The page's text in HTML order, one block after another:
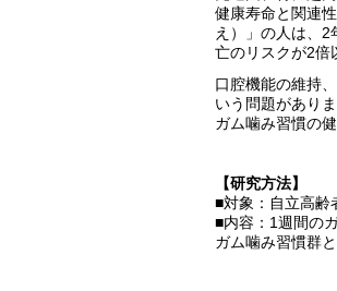
健康寿命と関連
え）」の人は、
亡のリスクが2倍
口腔機能の維持
いう問題があり
ガム噛み習慣の
【研究方法】
■対象：自立高齢
■内容：1週間の
ガム噛み習慣群